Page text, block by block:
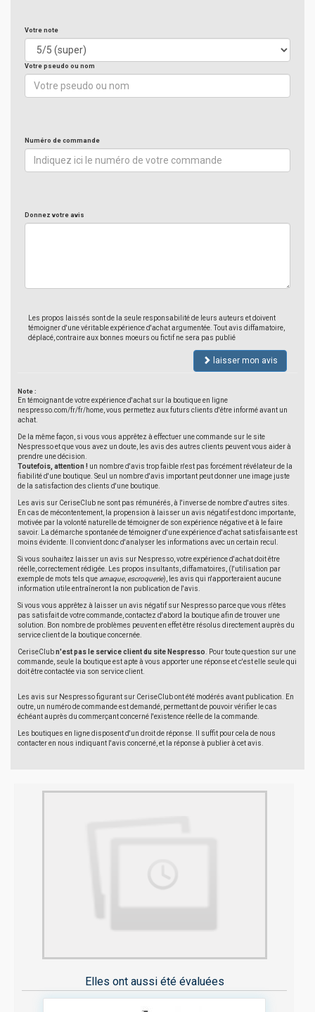
Votre note
Votre pseudo ou nom
Numéro de commande
Donnez votre avis
Les propos laissés sont de la seule responsabilité de leurs auteurs et doivent
témoigner d'une véritable expérience d'achat argumentée. Tout avis diffamatoire,
déplacé, contraire aux bonnes moeurs ou fictif ne sera pas publié
laisser mon avis
Note :
En témoignant de votre expérience d'achat sur la boutique en ligne
nespresso.com/fr/fr/home, vous permettez aux futurs clients d'être informé avant un
achat.
De la même façon, si vous vous apprêtez à effectuer une commande sur le site
Nespresso et que vous avez un doute, les avis des autres clients peuvent vous aider à
prendre une décision.
Toutefois, attention ! un nombre d'avis trop faible n'est pas forcément révélateur de la
fiabilité d'une boutique. Seul un nombre d'avis important peut donner une image juste
de la satisfaction des clients d'une boutique.
Les avis sur CeriseClub ne sont pas rémunérés, à l'inverse de nombre d'autres sites.
En cas de mécontentement, la propension à laisser un avis négatif est donc importante,
motivée par la volonté naturelle de témoigner de son expérience négative et à le faire
savoir. La démarche spontanée de témoigner d'une expérience d'achat satisfaisante est
moins évidente. Il convient donc d'analyser les informations avec un certain recul.
Si vous souhaitez laisser un avis sur Nespresso, votre expérience d'achat doit être
réelle, correctement rédigée. Les propos insultants, diffamatoires, (l'utilisation par
exemple de mots tels que arnaque, escroquerie), les avis qui n'apporteraient aucune
information utile entraîneront la non publication de l'avis.
Si vous vous apprêtez à laisser un avis négatif sur Nespresso parce que vous n'êtes
pas satisfait de votre commande, contactez d'abord la boutique afin de trouver une
solution. Bon nombre de problèmes peuvent en effet être résolus directement auprès du
service client de la boutique concernée.
CeriseClubn'est pas le service client du site Nespresso . Pour toute question sur une
commande, seule la boutique est apte à vous apporter une réponse et c'est elle seule qui
doit être contactée via son service client.
Les avis sur Nespresso figurant sur CeriseClub ont été modérés avant publication. En
outre, un numéro de commande est demandé, permettant de pouvoir vérifier le cas
échéant auprès du commerçant concerné l'existence réelle de la commande.
Les boutiques en ligne disposent d'un droit de réponse. Il suffit pour cela de nous
contacter en nous indiquant l'avis concerné, et la réponse à publier à cet avis.
Elles ont aussi été évaluées